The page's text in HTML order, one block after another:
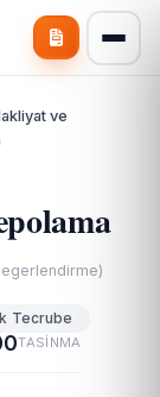
ve
Tecrube
TASINMA